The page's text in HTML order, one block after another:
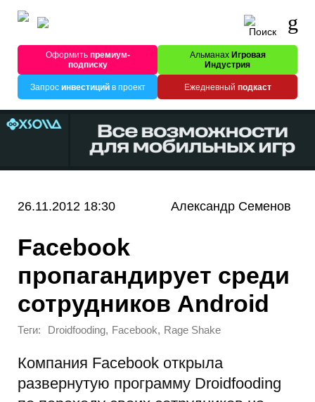
Оформитьпремиум-
подписку
Альманах Игровая
Индустрия
Запрос инвестицийв проект Ежедневный подкаст
26.11.2012 18:30 Александр Семенов
Facebook
пропагандирует среди
сотрудников Android
Теги: Droidfooding, Facebook, Rage Shake
Компания Facebook открыла
развернутую программу Droidfooding